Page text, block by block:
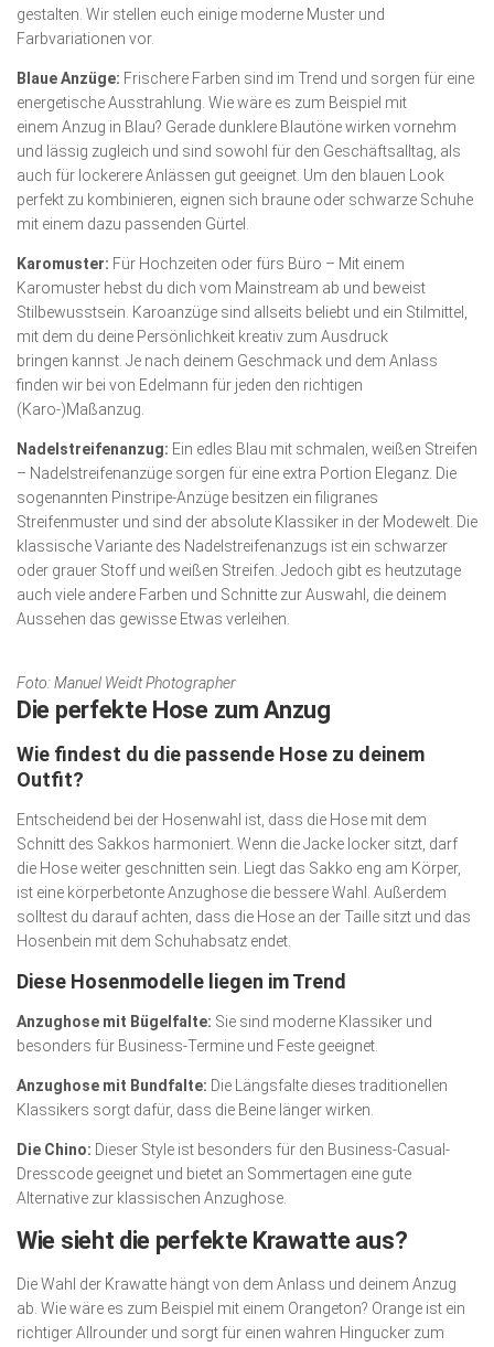
gestalten. Wir stellen euch einige moderne Muster und
Farbvariationen vor.
Blaue Anzüge: Frischere Farben sind im Trend und sorgen für eine
energetische Ausstrahlung. Wie wäre es zum Beispiel mit
einem Anzug in Blau? Gerade dunklere Blautöne wirken vornehm
und lässig zugleich und sind sowohl für den Geschäftsalltag, als
auch für lockerere Anlässen gut geeignet. Um den blauen Look
perfekt zu kombinieren, eignen sich braune oder schwarze Schuhe
mit einem dazu passenden Gürtel.
Karomuster: Für Hochzeiten oder fürs Büro – Mit einem
Karomuster hebst du dich vom Mainstream ab und beweist
Stilbewusstsein. Karoanzüge sind allseits beliebt und ein Stilmittel,
mit dem du deine Persönlichkeit kreativ zum Ausdruck
bringen kannst. Je nach deinem Geschmack und dem Anlass
finden wir bei von Edelmann für jeden den richtigen
(Karo-)Maßanzug.
Nadelstreifenanzug: Ein edles Blau mit schmalen, weißen Streifen
– Nadelstreifenanzüge sorgen für eine extra Portion Eleganz. Die
sogenannten Pinstripe-Anzüge besitzen ein filigranes
Streifenmuster und sind der absolute Klassiker in der Modewelt. Die
klassische Variante des Nadelstreifenanzugs ist ein schwarzer
oder grauer Stoff und weißen Streifen. Jedoch gibt es heutzutage
auch viele andere Farben und Schnitte zur Auswahl, die deinem
Aussehen das gewisse Etwas verleihen.
Foto: Manuel Weidt Photographer
Die perfekte Hose zum Anzug
Wie findest du die passende Hose zu deinem
Outfit?
Entscheidend bei der Hosenwahl ist, dass die Hose mit dem
Schnitt des Sakkos harmoniert. Wenn die Jacke locker sitzt, darf
die Hose weiter geschnitten sein. Liegt das Sakko eng am Körper,
ist eine körperbetonte Anzughose die bessere Wahl. Außerdem
solltest du darauf achten, dass die Hose an der Taille sitzt und das
Hosenbein mit dem Schuhabsatz endet.
Diese Hosenmodelle liegen im Trend
Anzughose mit Bügelfalte: Sie sind moderne Klassiker und
besonders für Business-Termine und Feste geeignet.
Anzughose mit Bundfalte: Die Längsfalte dieses traditionellen
Klassikers sorgt dafür, dass die Beine länger wirken.
Die Chino: Dieser Style ist besonders für den Business-Casual-
Dresscode geeignet und bietet an Sommertagen eine gute
Alternative zur klassischen Anzughose.
Wie sieht die perfekte Krawatte aus?
Die Wahl der Krawatte hängt von dem Anlass und deinem Anzug
ab. Wie wäre es zum Beispiel mit einem Orangeton? Orange ist ein
richtiger Allrounder und sorgt für einen wahren Hingucker zum